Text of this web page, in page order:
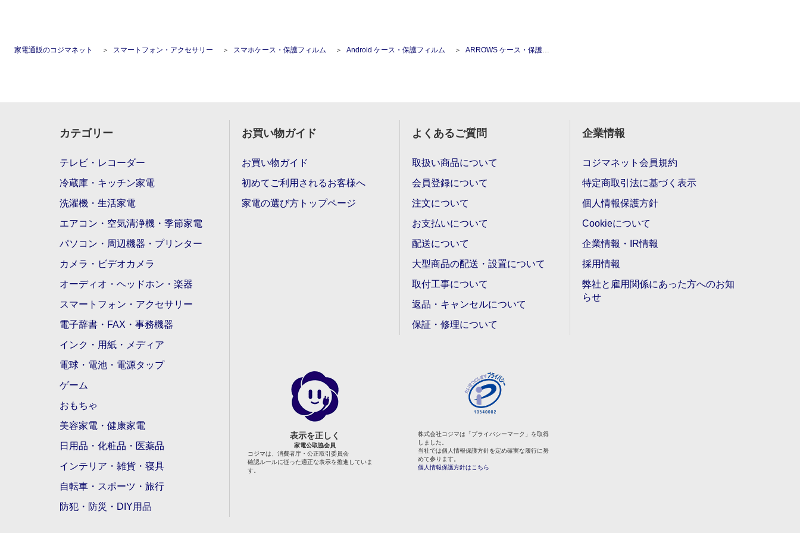
家電通販のコジマネット スマートフォン・アクセサリー スマホケース・保護フィルム Android ケース・保護フィルム ARROWS ケース・保護フィルム
カテゴリー
テレビ・レコーダー
冷蔵庫・キッチン家電
洗濯機・生活家電
エアコン・空気清浄機・季節家電
パソコン・周辺機器・プリンター
カメラ・ビデオカメラ
オーディオ・ヘッドホン・楽器
スマートフォン・アクセサリー
電子辞書・FAX・事務機器
インク・用紙・メディア
電球・電池・電源タップ
ゲーム
おもちゃ
美容家電・健康家電
日用品・化粧品・医薬品
インテリア・雑貨・寝具
自転車・スポーツ・旅行
防犯・防災・DIY用品
お買い物ガイド
お買い物ガイド
初めてご利用されるお客様へ
家電の選び方トップページ
よくあるご質問
取扱い商品について
会員登録について
注文について
お支払いについて
配送について
大型商品の配送・設置について
取付工事について
返品・キャンセルについて
保証・修理について
企業情報
コジマネット会員規約
特定商取引法に基づく表示
個人情報保護方針
Cookieについて
企業情報・IR情報
採用情報
弊社と雇用関係にあった方へのお知
らせ
表示を正しく
家電公取協会員
コジマは、消費者庁・公正取引委員会
確認ルールに従った適正な表示を推進していま
す。
株式会社コジマは「プライバシーマーク」を取得
しました。
当社では個人情報保護方針を定め確実な履行に努
めて参ります。
個人情報保護方針はこちら